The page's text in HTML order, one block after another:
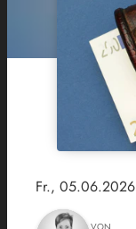
Fr., 05.06.2026